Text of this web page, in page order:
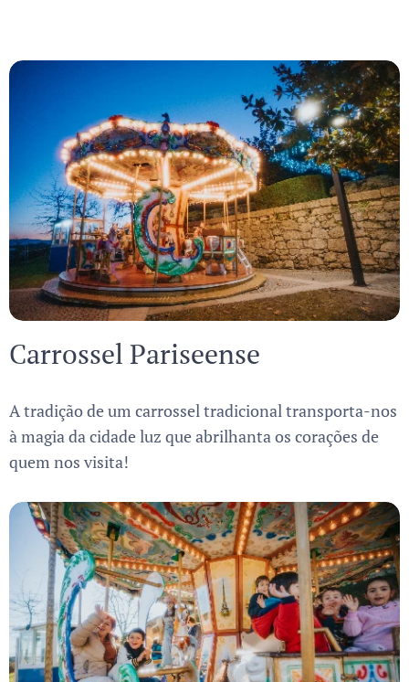
Carrossel Pariseense
A tradição de um carrossel tradicional transporta-nos
à magia da cidade luz que abrilhanta os corações de
quem nos visita!